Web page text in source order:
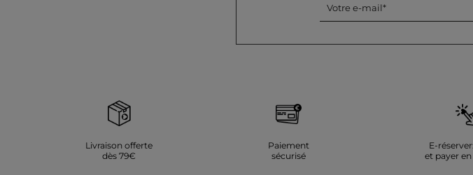
Votre e-mail
Livraison offerte
dès 79€
Paiement
sécurisé
E-
et payer